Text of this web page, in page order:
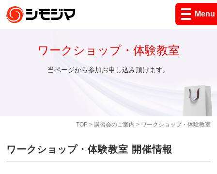
Menu
TOP> 講習会のご案内 > ワークショップ・体験教室
ワークショップ・体験教室
当ページから参加お申し込み頂けます。
ワークショップ・体験教室 開催情報